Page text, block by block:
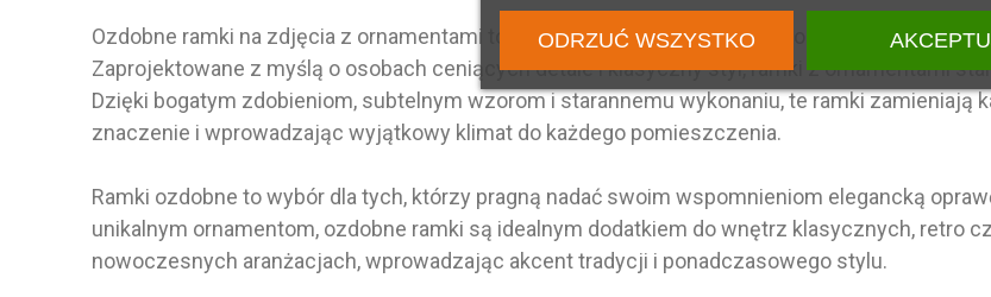
Ozdobne ramki na zdjęcia z ornamentami to stylowa oprawa, która wnosi do wnętrza
Zaprojektowane z myślą o osobach ceniących detale i klasyczny styl, ramki z ornamentami
Dzięki bogatym zdobieniom, subtelnym wzorom i starannemu wykonaniu, te ramki zamieniają
znaczenie i wprowadzając wyjątkowy klimat do każdego pomieszczenia.
Ramki ozdobne to wybór dla tych, którzy pragną nadać swoim wspomnieniom elegancką
unikalnym ornamentom, ozdobne ramki są idealnym dodatkiem do wnętrz klasycznych, retro
nowoczesnych aranżacjach, wprowadzając akcent tradycji i ponadczasowego stylu.
ODRZUĆ WSZYSTKO